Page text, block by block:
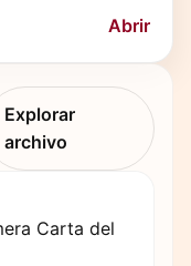
Abrir
Explorar
archivo
Carta del